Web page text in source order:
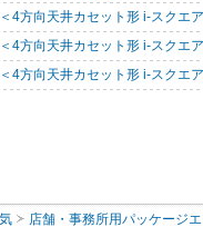
4方向天井カセット形 i-スクエ
4方向天井カセット形 i-スクエ
4方向天井カセット形 i-スクエ
店舗・事務所用パッケージ